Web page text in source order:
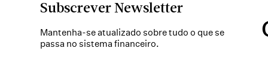
Subscrever Newsletter
Mantenha-se atualizado sobre tudo o que se
passa no sistema financeiro.